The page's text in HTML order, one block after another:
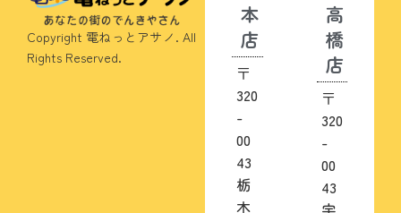
Copyright 電ねっとアサノ. All
Rights Reserved.
本
店
〒
320
-
00
43
栃
木
高
橋
店
〒
320
-
00
43